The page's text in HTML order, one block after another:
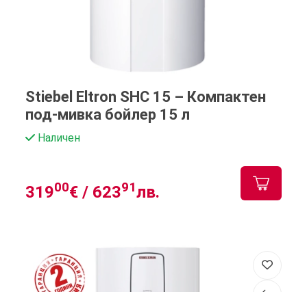
Stiebel Eltron SHC 15 – Компактен
под-мивка бойлер 15 л
Наличен
31900€ / 62391лв.